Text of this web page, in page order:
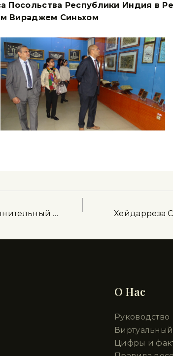
Посольства Республики Индия в
Вираджем Синьхом
… Хейдарреза
О Нас
Руководство
Виртуальный
Цифры и